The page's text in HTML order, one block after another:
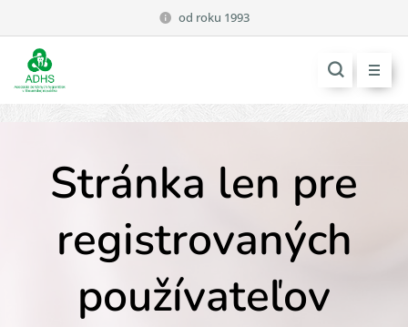
od roku 1993
Stránka len pre
registrovaných
používateľov